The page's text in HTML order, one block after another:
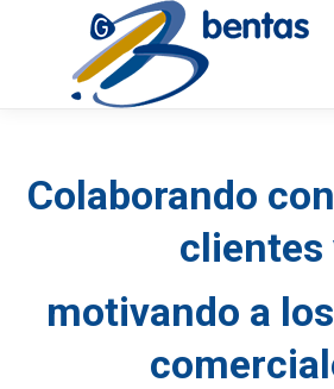
Colaborando
clientes
motivando a